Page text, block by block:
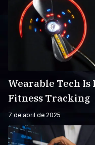
Wearable Tech Is
Fitness Tracking
7 de abril de 2025